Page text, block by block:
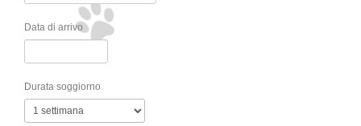
Data di arrivo
Durata soggiorno